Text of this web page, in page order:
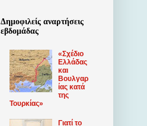
Δημοφιλείς αναρτήσεις
εβδομάδας
«Σχέδιο
Ελλάδας
και
Βουλγαρ
ίας κατά
της
Τουρκίας»
Γιατί το